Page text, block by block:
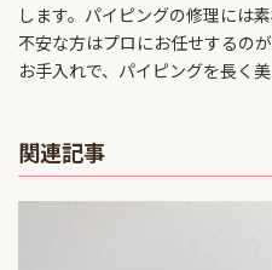
します。パイピングの修理には
不安な方はプロにお任せするの
お手入れで、パイピングを長く美
関連記事